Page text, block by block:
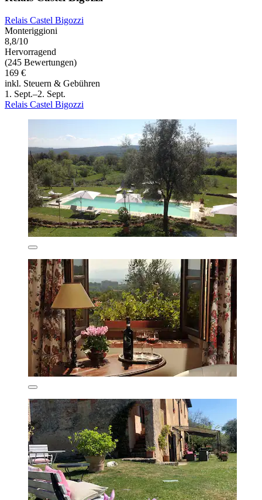
Relais Castel Bigozzi
Monteriggioni
8,8/10
Hervorragend
(245 Bewertungen)
169 €
inkl. Steuern & Gebühren
1. Sept.–2. Sept.
Relais Castel Bigozzi